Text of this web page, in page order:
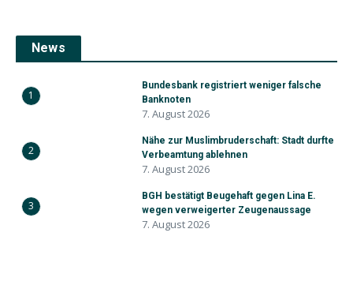
News
1
Bundesbank registriert weniger falsche
Banknoten
7. August 2026
2
Nähe zur Muslimbruderschaft: Stadt durfte
Verbeamtung ablehnen
7. August 2026
3
BGH bestätigt Beugehaft gegen Lina E.
wegen verweigerter Zeugenaussage
7. August 2026